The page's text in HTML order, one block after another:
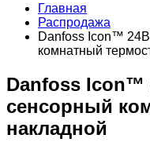
Главная
Распродажа
Danfoss Icon™
комнатный
Danfoss Icon™
сенсорный
накладной